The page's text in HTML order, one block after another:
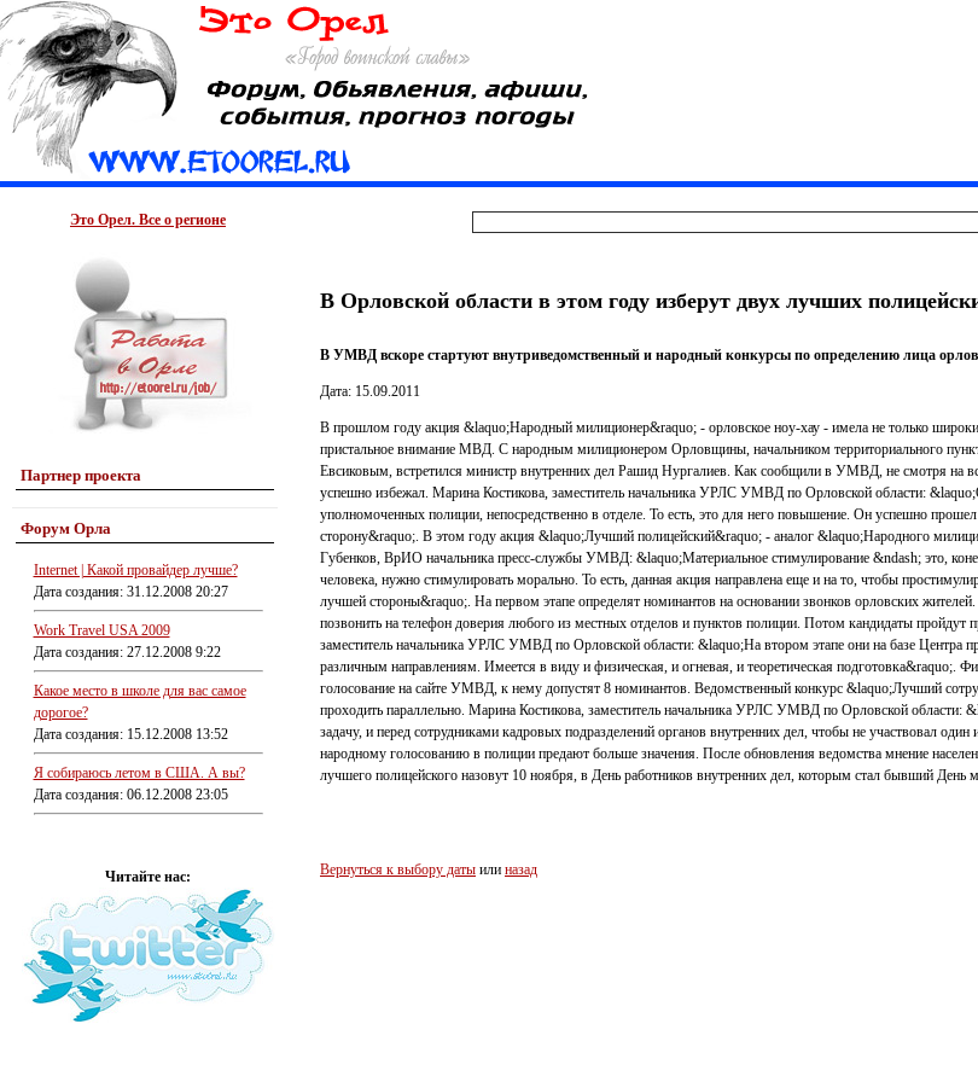
Это Орел. Все о регионе
Партнер проекта
Форум Орла
Internet | Какой провайдер лучше?
Дата создания: 31.12.2008 20:27
Work Travel USA 2009
Дата создания: 27.12.2008 9:22
Какое место в школе для вас самое
дорогое?
Дата создания: 15.12.2008 13:52
Я собираюсь летом в США. А вы?
Дата создания: 06.12.2008 23:05
Читайте нас:
В Орловской области в этом году изберут двух лучших
В УМВД вскоре стартуют внутриведомственный и народный конкурсы по определению лица
Дата: 15.09.2011
В прошлом году акция &laquo;Народный милиционер&raquo; - орловское ноу-хау - имела не только
пристальное внимание МВД. С народным милиционером Орловщины, начальником территориального
Евсиковым, встретился министр внутренних дел Рашид Нургалиев. Как сообщили в УМВД, не смотря на
успешно избежал. Марина Костикова, заместитель начальника УРЛС УМВД по Орловской области:
уполномоченных полиции, непосредственно в отделе. То есть, это для него повышение. Он успешно
сторону&raquo;. В этом году акция &laquo;Лучший полицейский&raquo; - аналог &laquo;Народного
Губенков, ВрИО начальника пресс-службы УМВД: &laquo;Материальное стимулирование &ndash; это,
человека, нужно стимулировать морально. То есть, данная акция направлена еще и на то, чтобы
лучшей стороны&raquo;. На первом этапе определят номинантов на основании звонков орловских
позвонить на телефон доверия любого из местных отделов и пунктов полиции. Потом кандидаты пройдут
заместитель начальника УРЛС УМВД по Орловской области: &laquo;На втором этапе они на базе Центра
различным направлениям. Имеется в виду и физическая, и огневая, и теоретическая подготовка&raquo;.
голосование на сайте УМВД, к нему допустят 8 номинантов. Ведомственный конкурс &laquo;Лучший
проходить параллельно. Марина Костикова, заместитель начальника УРЛС УМВД по Орловской области:
задачу, и перед сотрудниками кадровых подразделений органов внутренних дел, чтобы не участвовал
народному голосованию в полиции предают больше значения. После обновления ведомства мнение
лучшего полицейского назовут 10 ноября, в День работников внутренних дел, которым стал бывший День
Вернуться к выбору даты или назад